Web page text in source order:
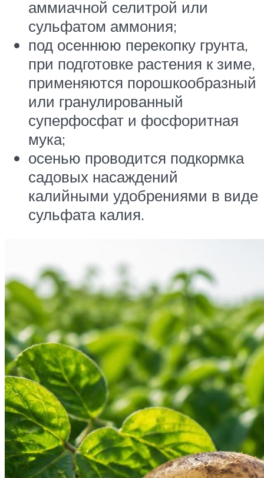
аммиачной селитрой или
сульфатом аммония;
под осеннюю перекопку грунта,
при подготовке растения к зиме,
применяются порошкообразный
или гранулированный
суперфосфат и фосфоритная
мука;
осенью проводится подкормка
садовых насаждений
калийными удобрениями в виде
сульфата калия.